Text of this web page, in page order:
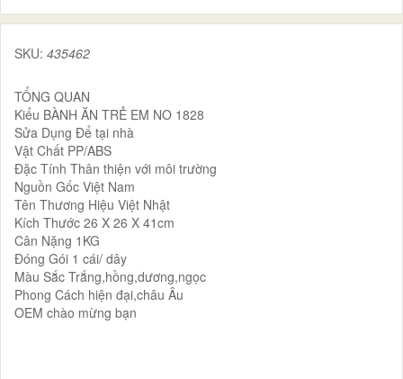
SKU: 435462
TỔNG QUAN
Kiểu BÀNH ĂN TRẺ EM NO 1828
Sửa Dụng Để tại nhà
Vật Chất PP/ABS
Đặc Tính Thân thiện với môi trường
Nguồn Gốc Việt Nam
Tên Thương Hiệu Việt Nhật
Kích Thước 26 X 26 X 41cm
Cân Nặng 1KG
Đóng Gói 1 cái/ dây
Màu Sắc Trắng,hồng,dương,ngọc
Phong Cách hiện đại,châu Âu
OEM chào mừng bạn